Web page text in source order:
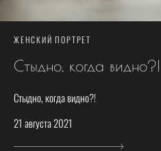
ЖЕНСКИЙ ПОРТРЕТ
Стыдно, когда видно?!
Стыдно, когда видно?!
21 августа 2021